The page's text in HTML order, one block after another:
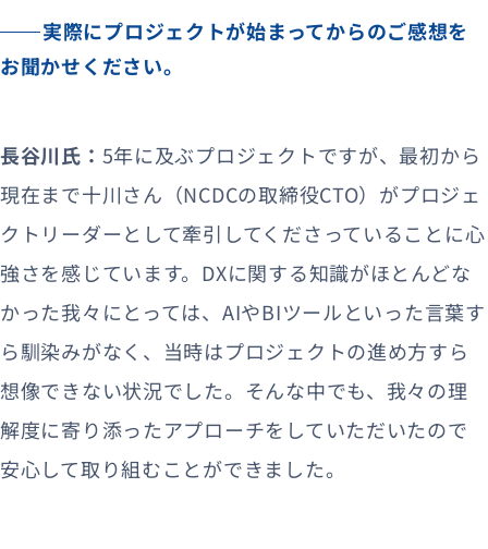
実際にプロジェクトが始まってからのご感想を
お聞かせください。
長谷川氏： 5年に及ぶプロジェクトですが、最初から
現在まで十川さん（NCDCの取締役CTO）がプロジェ
クトリーダーとして牽引してくださっていることに心
強さを感じています。DXに関する知識がほとんどな
かった我々にとっては、AIやBIツールといった言葉す
ら馴染みがなく、当時はプロジェクトの進め方すら
想像できない状況でした。そんな中でも、我々の理
解度に寄り添ったアプローチをしていただいたので
安心して取り組むことができました。